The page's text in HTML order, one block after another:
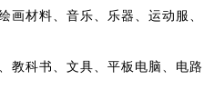
画材料、音乐、乐器、运动服、
教科书、文具、平板电脑、电路